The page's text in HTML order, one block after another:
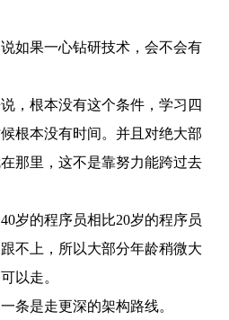
如果一心钻研技术，会不会有
，根本没有这个条件，学习四
根本没有时间。并且对绝大部
那里，这不是靠努力能跨过去
岁的程序员相比20岁的程序员
不上，所以大部分年龄稍微大
以走。
条是走更深的架构路线。